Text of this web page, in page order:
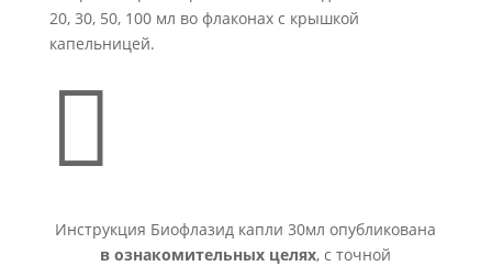
20, 30, 50, 100 мл во флаконах с крышкой
капельницей.

Инструкция Биофлазид капли 30мл опубликована
в ознакомительных целях, с точной